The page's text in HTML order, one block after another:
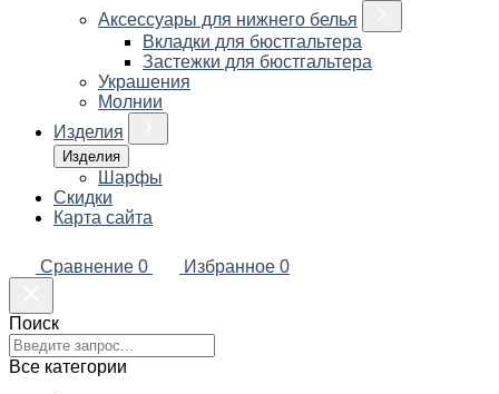
Аксессуары для нижнего белья
Вкладки для бюстгальтера
Застежки для бюстгальтера
Украшения
Молнии
Изделия
Изделия
Шарфы
Скидки
Карта сайта
Сравнение 0 Избранное 0
Поиск
Все категории